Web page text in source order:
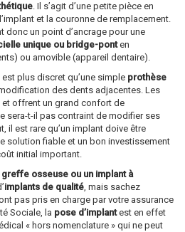
. Il s’agit d’une petite pièce en
et la couronne de remplacement.
donc un point d’ancrage pour une
unique ou bridge-ponten
ou amovible (appareil dentaire).
plus discret qu’une simple prothèse
des dents adjacentes. Les
offrent un grand confort de
sera-t-il pas contraint de modifier ses
il est rare qu’un implant doive être
solution fiable et un bon investissement
initial important.
greffe osseuse ou un implant à
implants de qualité, mais sachez
pas pris en charge par votre assurance
Sociale, la pose d’implantest en effet
« hors nomenclature » qui ne peut